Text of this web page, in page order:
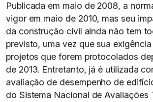
Publicada em maio de 2008, a
vigor em maio de 2010, mas seu
da construção civil ainda não tem
previsto, uma vez que sua
projetos que forem protocolados
de 2013. Entretanto, já é utilizada
avaliação de desempenho de
do Sistema Nacional de Avaliações